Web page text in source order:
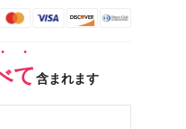
て含まれます